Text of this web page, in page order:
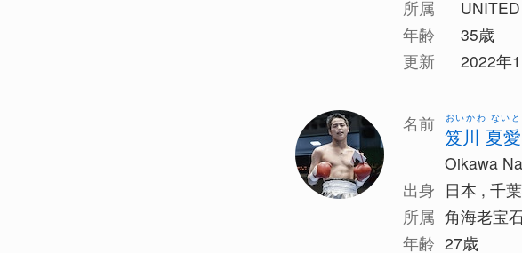
所属
年齢
35歳
更新
2022年
名前
笈川 夏愛
おいかわ ないと
Oikawa
出身 日本 , 千
所属 角海老宝
年齢 27歳